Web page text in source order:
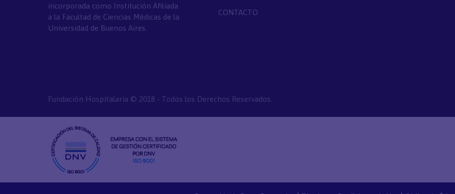
incorporada como Institución Afiliada
a la Facultad de Ciencias Médicas de la
Universidad de Buenos Aires.
CONTACTO
Fundación Hospitalaria © 2018 - Todos los Derechos Reservados.